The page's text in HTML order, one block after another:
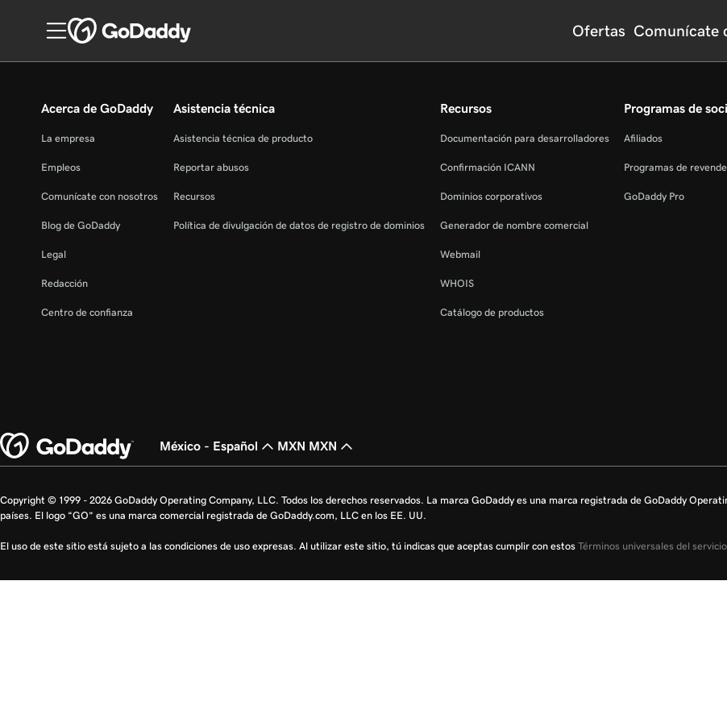
Ofertas Comunícate
Acerca de GoDaddy
La empresa
Empleos
Comunícate con nosotros
Blog de GoDaddy
Legal
Redacción
Centro de confianza
Asistencia técnica
Asistencia técnica de producto
Reportar abusos
Recursos
Política de divulgación de datos de registro de dominios
Recursos
Documentación para desarrolladores
Confirmación ICANN
Dominios corporativos
Generador de nombre comercial
Webmail
WHOIS
Catálogo de productos
Programas de
Afiliados
Programas de
GoDaddy Pro
México - Español MXN MXN
Copyright © 1999 - 2026 GoDaddy Operating Company, LLC. Todos los derechos reservados. La marca GoDaddy es una marca registrada de GoDaddy
países. El logo “GO” es una marca comercial registrada de GoDaddy.com, LLC en los EE. UU.
El uso de este sitio está sujeto a las condiciones de uso expresas. Al utilizar este sitio, tú indicas que aceptas cumplir con estos Términos universales del servicio